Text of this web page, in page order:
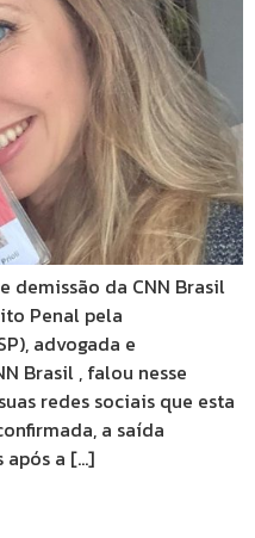
demissão da CNN Brasil
Penal pela
advogada e
Brasil , falou nesse
redes sociais que esta
a saída
após a […]